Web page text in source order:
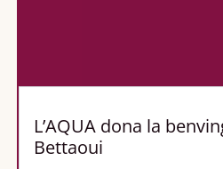
L’AQUA dona la
Bettaoui